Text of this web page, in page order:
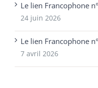
Le lien Francophone
24 juin 2026
Le lien Francophone
7 avril 2026